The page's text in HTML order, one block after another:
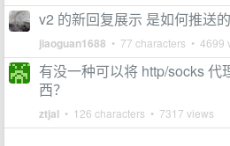
v2 的新回复展示 是如何推送的
jiaoguan1688 • 77 characters • 4699
有没一种可以将 http/socks 代
西？
ztjal • 126 characters • 7317 views